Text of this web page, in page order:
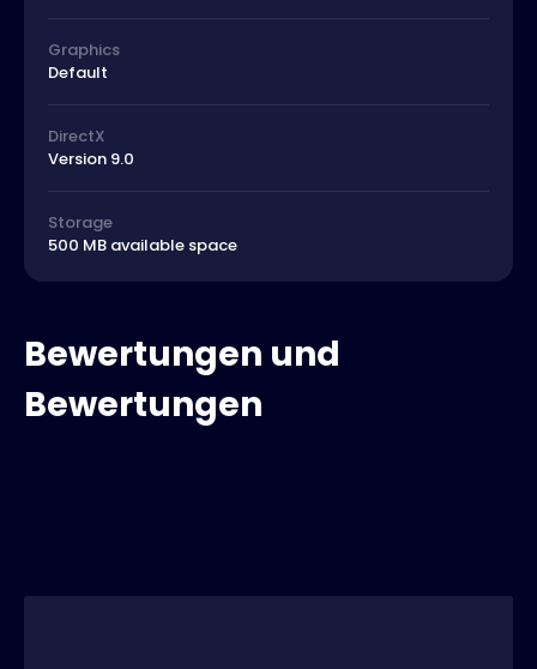
Graphics
Default
DirectX
Version 9.0
Storage
500 MB available space
Bewertungen und
Bewertungen